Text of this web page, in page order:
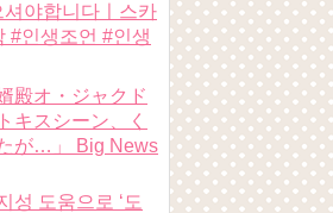
야합니다ㅣ스카
#인생조언 #인생
殿オ・ジャクド
キスシーン、く
が…」 Big News
성 도움으로 ‘도